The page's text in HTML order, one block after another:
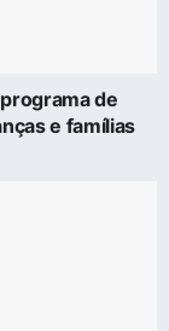
de
e famílias